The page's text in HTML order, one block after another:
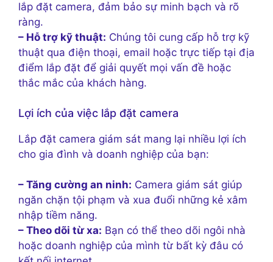
lắp đặt camera, đảm bảo sự minh bạch và rõ
ràng.
– Hỗ trợ kỹ thuật: Chúng tôi cung cấp hỗ trợ kỹ
thuật qua điện thoại, email hoặc trực tiếp tại địa
điểm lắp đặt để giải quyết mọi vấn đề hoặc
thắc mắc của khách hàng.
Lợi ích của việc lắp đặt camera
Lắp đặt camera giám sát mang lại nhiều lợi ích
cho gia đình và doanh nghiệp của bạn:
– Tăng cường an ninh: Camera giám sát giúp
ngăn chặn tội phạm và xua đuổi những kẻ xâm
nhập tiềm năng.
– Theo dõi từ xa: Bạn có thể theo dõi ngôi nhà
hoặc doanh nghiệp của mình từ bất kỳ đâu có